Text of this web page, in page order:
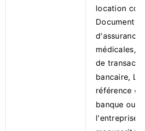
location
Document
médicales,
de
bancaire,
référence
banque ou
l'entreprise,